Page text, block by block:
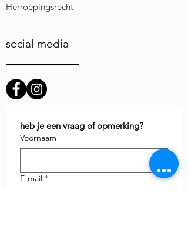
Herroepingsrecht
social media
heb je een vraag of opmerking?
Voornaam
E-mail *